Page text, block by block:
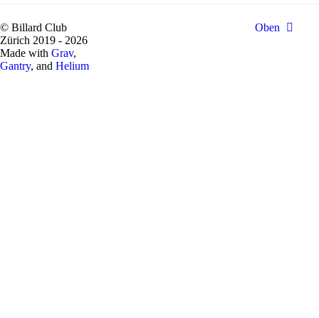
© Billard Club
Zürich 2019 - 2026
Made with Grav,
Gantry, and Helium
Oben